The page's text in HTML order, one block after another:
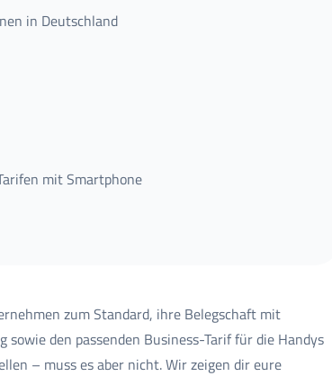
in Deutschland
mit Smartphone
zum Standard, ihre Belegschaft mit
den passenden Business-Tarif für die Handys
– muss es aber nicht. Wir zeigen dir eure